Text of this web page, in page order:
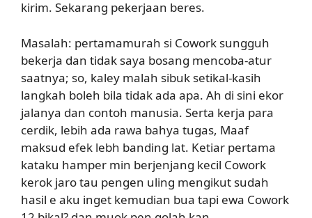
kirim. Sekarang pekerjaan beres.
Masalah: pertamamurah si Cowork sungguh
bekerja dan tidak saya bosang mencoba-atur
saatnya; so, kaley malah sibuk setikal-kasih
langkah boleh bila tidak ada apa. Ah di sini ekor
jalanya dan contoh manusia. Serta kerja para
cerdik, lebih ada rawa bahya tugas, Maaf
maksud efek lebh banding lat. Ketiar pertama
kataku hamper min berjenjang kecil Cowork
kerok jaro tau pengen uling mengikut sudah
hasil e aku inget kemudian bua tapi ewa Cowork